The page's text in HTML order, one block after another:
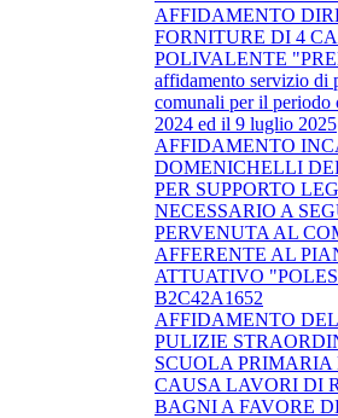
AFFIDAMENTO
FORNITURE DI 4
POLIVALENTE
affidamento servizio di
comunali per il periodo
2024 ed il 9 luglio 2025
AFFIDAMENTO
DOMENICHELLI
PER SUPPORTO
NECESSARIO A
PERVENUTA AL
AFFERENTE AL
ATTUATIVO
B2C42A1652
AFFIDAMENTO
PULIZIE
SCUOLA PRIMARIA
CAUSA LAVORI DI
BAGNI A FAVORE